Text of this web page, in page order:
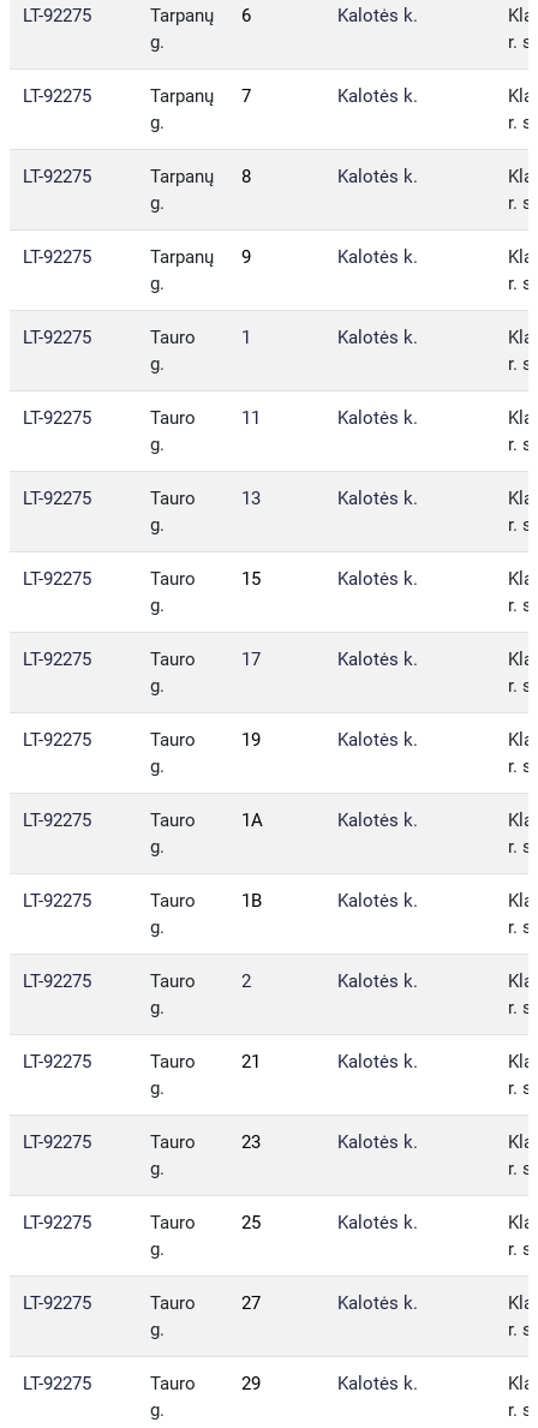
LT-92275
Tarpanų
g.
6 Kalotės k.
r.
LT-92275
Tarpanų
g.
7 Kalotės k.
r.
LT-92275
Tarpanų
g.
8 Kalotės k.
r.
LT-92275
Tarpanų
g.
9 Kalotės k.
r.
LT-92275
Tauro
g.
1 Kalotės k.
r.
LT-92275
Tauro
g.
11 Kalotės k.
r.
LT-92275
Tauro
g.
13 Kalotės k.
r.
LT-92275
Tauro
g.
15 Kalotės k.
r.
LT-92275
Tauro
g.
17 Kalotės k.
r.
LT-92275
Tauro
g.
19 Kalotės k.
r.
LT-92275
Tauro
g.
1A Kalotės k.
r.
LT-92275
Tauro
g.
1B Kalotės k.
r.
LT-92275
Tauro
g.
2 Kalotės k.
r.
LT-92275
Tauro
g.
21 Kalotės k.
r.
LT-92275
Tauro
g.
23 Kalotės k.
r.
LT-92275
Tauro
g.
25 Kalotės k.
r.
LT-92275
Tauro
g.
27 Kalotės k.
r.
LT-92275
Tauro
g.
29 Kalotės k.
r.